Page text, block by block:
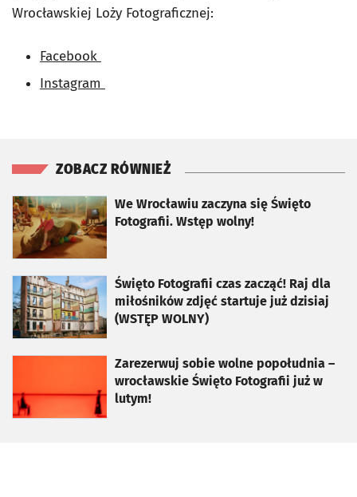
Wrocławskiej Loży Fotograficznej:
Facebook
Instagram
ZOBACZ RÓWNIEŻ
We Wrocławiu zaczyna się Święto
Fotografii. Wstęp wolny!
otworzy się w nowej karcie
Święto Fotografii czas zacząć! Raj dla
miłośników zdjęć startuje już dzisiaj
(WSTĘP WOLNY)
otworzy się w nowej karcie
Zarezerwuj sobie wolne popołudnia –
wrocławskie Święto Fotografii już w
lutym!
otworzy się w nowej karcie